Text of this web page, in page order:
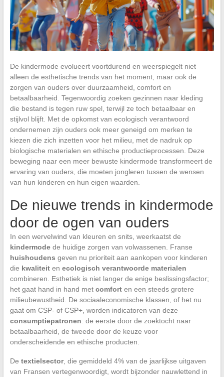
De kindermode evolueert voortdurend en weerspiegelt niet
alleen de esthetische trends van het moment, maar ook de
zorgen van ouders over duurzaamheid, comfort en
betaalbaarheid. Tegenwoordig zoeken gezinnen naar kleding
die bestand is tegen ruw spel, terwijl ze toch betaalbaar en
stijlvol blijft. Met de opkomst van ecologisch verantwoord
ondernemen zijn ouders ook meer geneigd om merken te
kiezen die zich inzetten voor het milieu, met de nadruk op
biologische materialen en ethische productieprocessen. Deze
beweging naar een meer bewuste kindermode transformeert de
ervaring van ouders, die moeten jongleren tussen de wensen
van hun kinderen en hun eigen waarden.
De nieuwe trends in kindermode
door de ogen van ouders
In een wervelwind van kleuren en snits, weerkaatst de
kindermodede huidige zorgen van volwassenen. Franse
huishoudens geven nu prioriteit aan aankopen voor kinderen
die kwaliteiten ecologisch verantwoorde materialen
combineren. Esthetiek is niet langer de enige beslissingsfactor;
het gaat hand in hand met comforten een steeds grotere
milieubewustheid. De sociaaleconomische klassen, of het nu
gaat om CSP- of CSP+, worden indicatoren van deze
consumptiepatronen: de eerste door de zoektocht naar
betaalbaarheid, de tweede door de keuze voor
onderscheidende en ethische producten.
De textielsector, die gemiddeld 4% van de jaarlijkse uitgaven
van Fransen vertegenwoordigt, wordt bijzonder nauwlettend in